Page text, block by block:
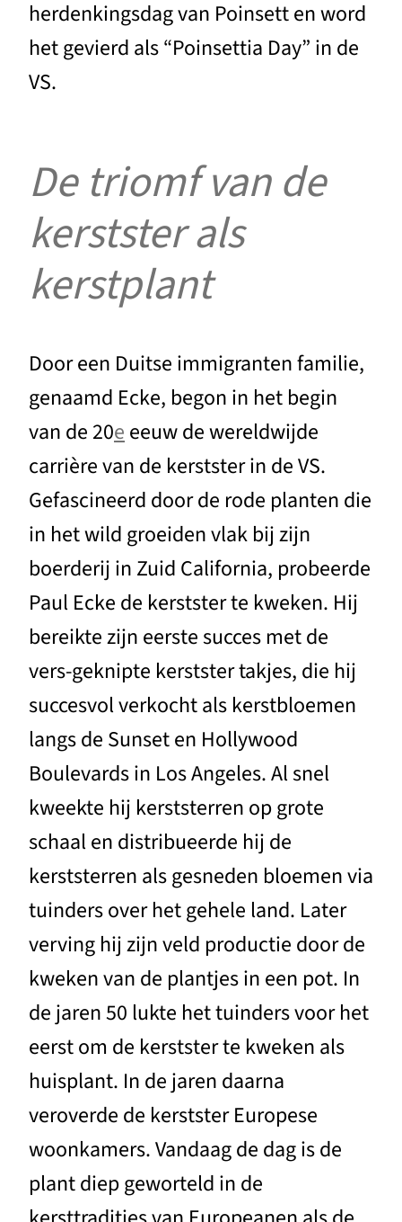
herdenkingsdag van Poinsett en word
het gevierd als “Poinsettia Day” in de
VS.
De triomf van de
kerstster als
kerstplant
Door een Duitse immigranten familie,
genaamd Ecke, begon in het begin
van de 20e eeuw de wereldwijde
carrière van de kerstster in de VS.
Gefascineerd door de rode planten die
in het wild groeiden vlak bij zijn
boerderij in Zuid California, probeerde
Paul Ecke de kerstster te kweken. Hij
bereikte zijn eerste succes met de
vers-geknipte kerstster takjes, die hij
succesvol verkocht als kerstbloemen
langs de Sunset en Hollywood
Boulevards in Los Angeles. Al snel
kweekte hij kerststerren op grote
schaal en distribueerde hij de
kerststerren als gesneden bloemen via
tuinders over het gehele land. Later
verving hij zijn veld productie door de
kweken van de plantjes in een pot. In
de jaren 50 lukte het tuinders voor het
eerst om de kerstster te kweken als
huisplant. In de jaren daarna
veroverde de kerstster Europese
woonkamers. Vandaag de dag is de
plant diep geworteld in de